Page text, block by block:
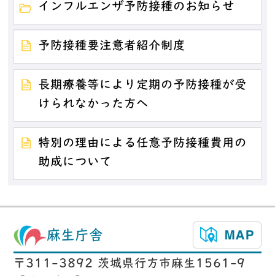
インフルエンザ予防接種のお知らせ
予防接種要注意者紹介制度
長期療養等により定期の予防接種が受
けられなかった方へ
特別の理由による任意予防接種費用の
助成について
麻生庁舎
〒311-3892 茨城県行方市麻生1561-9